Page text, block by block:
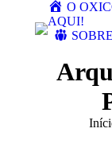
O
AQUI!